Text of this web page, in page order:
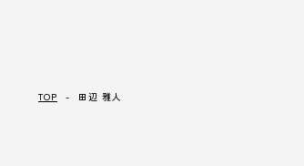
TOP - 田辺 雅人